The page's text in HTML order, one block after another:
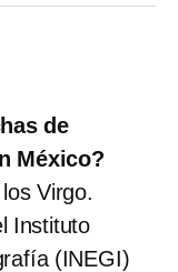
de
México?
Virgo.
Instituto
(INEGI)